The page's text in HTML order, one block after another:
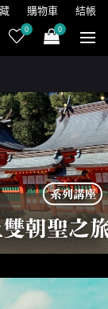
購物車 結帳
0 0